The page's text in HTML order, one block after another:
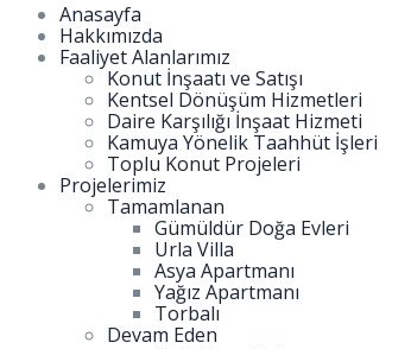
Anasayfa
Hakkımızda
Faaliyet Alanlarımız
Konut İnşaatı ve Satışı
Kentsel Dönüşüm Hizmetleri
Daire Karşılığı İnşaat Hizmeti
Kamuya Yönelik Taahhüt İşleri
Toplu Konut Projeleri
Projelerimiz
Tamamlanan
Gümüldür Doğa Evleri
Urla Villa
Asya Apartmanı
Yağız Apartmanı
Torbalı
Devam Eden